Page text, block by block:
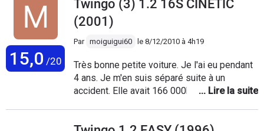
de pression dans le circuit (attendre que le niveau d'huile soit
remonté dans le bocal de BV). Enfin une panne totale à
120000km m'a couté 720 euro (on m'a changé le calcumateur
pour rien, car la panne venait vraissemblablement du fusible
d'alimentation de la pompe de pression de la BV).
15,0 /20
Twingo (3) 1.2 16S CINETIC
(2001)
Par moiguigui60 le 8/12/2010 à 4h19
Très bonne petite voiture. Je l'ai eu pendant
4 ans. Je m'en suis séparé suite à un
accident. Elle avait 166 000km et aucuns